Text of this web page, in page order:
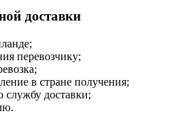
доставки
перевозчику;
в стране получения;
службу доставки;